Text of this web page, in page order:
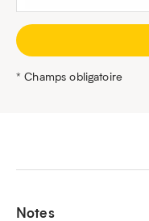
* Champs obligatoire
Notes